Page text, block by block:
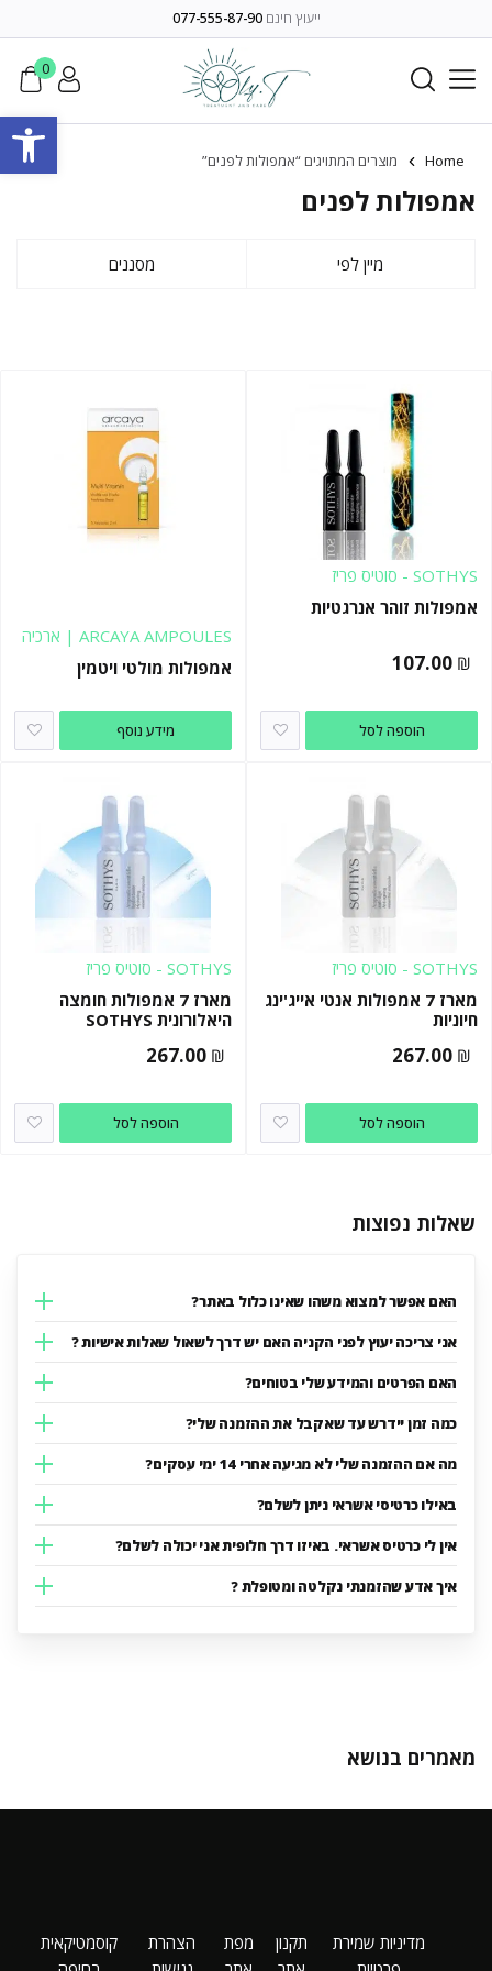
ייעוץ חינם 077-555-87-90
0
Home מוצרים המתויגים “אמפולות לפנים”
אמפולות לפנים
מיין לפי מסננים
SOTHYS - סוטיס פריז
אמפולות זוהר אנרגטיות
107.00 ₪
הוספה לסל
ARCAYA AMPOULES | ארכיה
אמפולות מולטי ויטמין
מידע נוסף
SOTHYS - סוטיס פריז
מארז 7 אמפולות אנטי אייג'ינג
חיוניות
267.00 ₪
הוספה לסל
SOTHYS - סוטיס פריז
מארז 7 אמפולות חומצה
היאלורונית SOTHYS
267.00 ₪
הוספה לסל
שאלות נפוצות
האם אפשר למצוא משהו שאינו כלול באתר?
אני צריכה יעוץ לפני הקניה האם יש דרך לשאול שאלות אישיות ?
האם הפרטים והמידע שלי בטוחים?
כמה זמן יידרש עד שאקבל את ההזמנה שלי?
מה אם ההזמנה שלי לא מגיעה אחרי 14 ימי עסקים?
באילו כרטיסי אשראי ניתן לשלם?
אין לי כרטיס אשראי. באיזו דרך חלופית אני יכולה לשלם?
איך אדע שהזמנתי נקלטה ומטופלת ?
מאמרים בנושא
מדיניות שמירת
תקנון
מפת
הצהרת
קוסמטיקאית
פתח